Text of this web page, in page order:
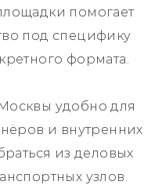
помогает
под специфику
формата.
удобно для
и внутренних
из деловых
узлов.